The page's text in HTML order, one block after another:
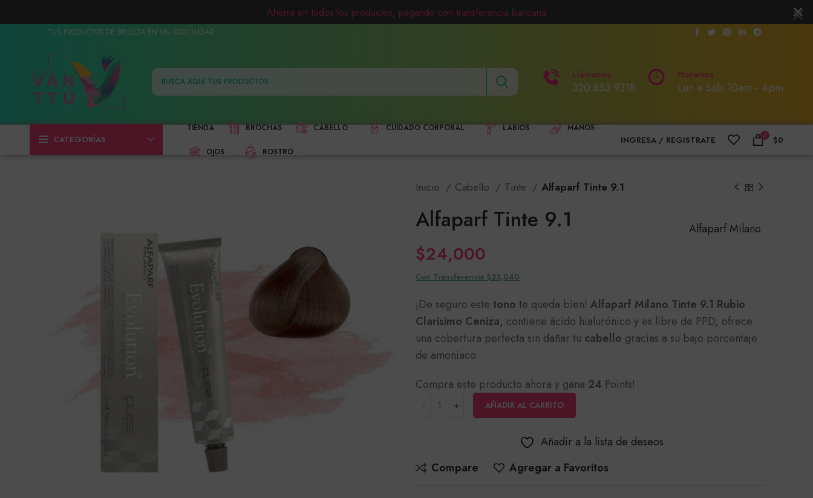
TUS PRODUCTOS DE BELLEZA EN UN SOLO LUGAR
Llamanos
320 853 9318
Horarios
Lun a Sab 10am - 4pm
CATEGORÍAS
TIENDA BROCHAS CABELLO CUIDADO CORPORAL LABIOS MANOS
OJOS ROSTRO
INGRESA / REGISTRATE 0 $0
Inicio Cabello Tinte Alfaparf Tinte 9.1
Alfaparf Milano
Alfaparf Tinte 9.1
$24,000
Con Transferencia $23,040
¡De seguro este tono te queda bien! Alfaparf Milano Tinte 9.1 Rubio
Clarisimo Ceniza, contiene ácido hialurónico y es libre de PPD, ofrece
una cobertura perfecta sin dañar tu cabello gracias a su bajo porcentaje
de amoniaco.
Compra este producto ahora y gana 24 Points!
AÑADIR AL CARRITO
Añadir a la lista de deseos
Compare
Agregar a Favoritos
Ahorra en todos los productos, pagando con transferencia bancaria